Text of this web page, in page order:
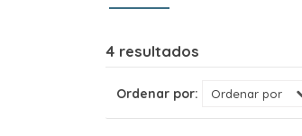
4 resultados
Ordenar por: